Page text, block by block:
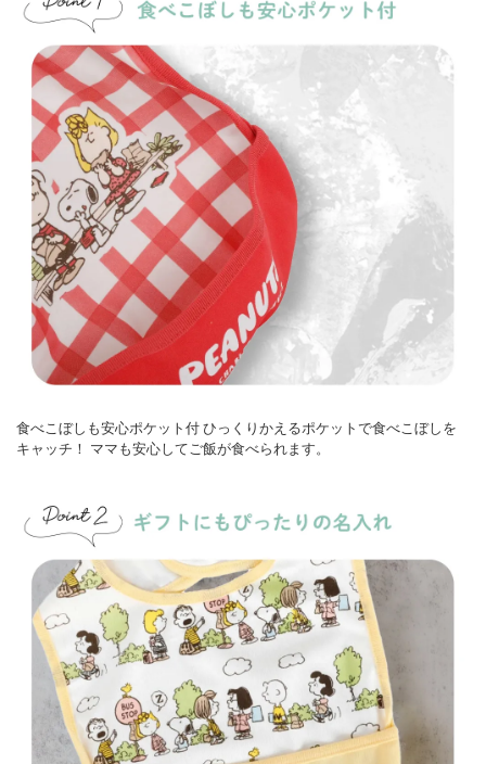
食べこぼしも安心ポケット付 ひっくりかえるポケットで食べこぼしを
キャッチ！ ママも安心してご飯が食べられます。